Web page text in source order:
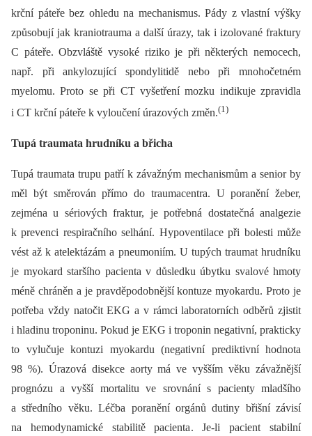
krční páteře bez ohledu na mechanismus. Pády z vlastní výšky
způsobují jak kraniotrauma a další úrazy, tak i izolované fraktury
C páteře. Obzvláště vysoké riziko je při některých nemocech,
např. při ankylozující spondylitidě nebo při mnohočetném
myelomu. Proto se při CT vyšetření mozku indikuje zpravidla
i CT krční páteře k vyloučení úrazových změn.(1)
Tupá traumata hrudníku a břicha
Tupá traumata trupu patří k závažným mechanismům a senior by
měl být směrován přímo do traumacentra. U poranění žeber,
zejména u sériových fraktur, je potřebná dostatečná analgezie
k prevenci respiračního selhání. Hypoventilace při bolesti může
vést až k atelektázám a pneumoniím. U tupých traumat hrudníku
je myokard staršího pacienta v důsledku úbytku svalové hmoty
méně chráněn a je pravděpodobnější kontuze myokardu. Proto je
potřeba vždy natočit EKG a v rámci laboratorních odběrů zjistit
i hladinu troponinu. Pokud je EKG i troponin negativní, prakticky
to vylučuje kontuzi myokardu (negativní prediktivní hodnota
98 %). Úrazová disekce aorty má ve vyšším věku závažnější
prognózu a vyšší mortalitu ve srovnání s pacienty mladšího
a středního věku. Léčba poranění orgánů dutiny břišní závisí
na hemodynamické stabilitě pacienta. Je-li pacient stabilní